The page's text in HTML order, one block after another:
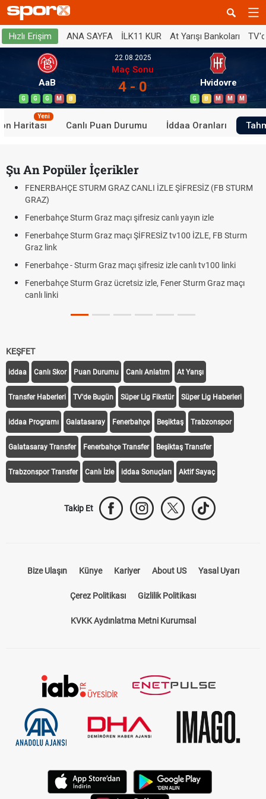
Hızlı Erişim ANA SAYFA İLK11 KUR At Yarışı Bankoları
AaB
G G G M B
22.08.2025
Maç Sonu
4 - 0 Hvidovre
G B M M M
Haritası
Yeni
Canlı Puan Durumu İddaa Oranları
Şu An Popüler İçerikler
FENERBAHÇE STURM GRAZ CANLI İZLE ŞİFRESİZ (FB STURM
GRAZ)
Fenerbahçe Sturm Graz maçı şifresiz canlı yayın izle
Fenerbahçe Sturm Graz maçı ŞİFRESİZ tv100 İZLE, FB Sturm
Graz link
Fenerbahçe - Sturm Graz maçı şifresiz izle canlı tv100 linki
Fenerbahçe Sturm Graz ücretsiz izle, Fener Sturm Graz maçı
canlı linki
KEŞFET
iddaa Canlı Skor Puan Durumu Canlı Anlatım At Yarışı
Transfer Haberleri TV'de Bugün Süper Lig Fikstür Süper Lig Haberleri
iddaa Programı Galatasaray Fenerbahçe Beşiktaş Trabzonspor
Galatasaray Transfer Fenerbahçe Transfer Beşiktaş Transfer
Trabzonspor Transfer Canlı İzle iddaa Sonuçları Aktif Sayaç
Takip Et
Bize Ulaşın Künye Kariyer About US Yasal Uyarı
Çerez Politikası Gizlilik Politikası
KVKK Aydınlatma Metni Kurumsal